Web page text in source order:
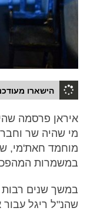
הישארו
איראן פרסמה
מי שהיה שר
מוחמד חאת'מי,
במשמרות
במשך שנים
שהנ"ל ריגל